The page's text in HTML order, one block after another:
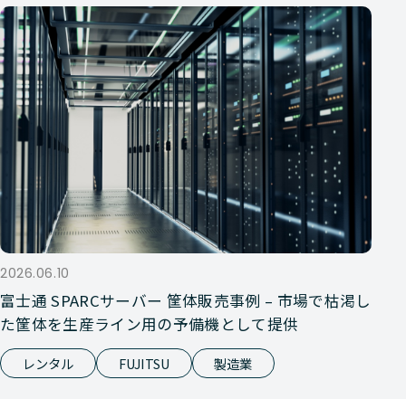
2026.06.10
富士通 SPARCサーバー 筐体販売事例 – 市場で枯渇し
た筐体を生産ライン用の予備機として提供
レンタル FUJITSU 製造業